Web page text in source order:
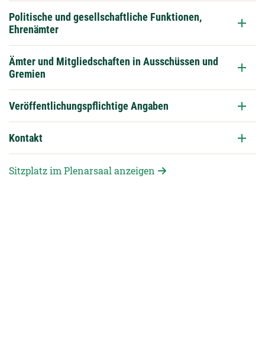
Politische und gesellschaftliche Funktionen,
Ehrenämter
Ämter und Mitgliedschaften in Ausschüssen und
Gremien
Veröffentlichungspflichtige Angaben
Kontakt
Sitzplatz im Plenarsaal anzeigen